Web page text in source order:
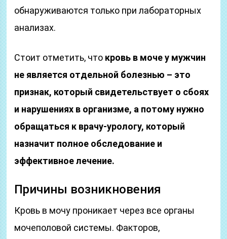
обнаруживаются только при лабораторных
анализах.
Стоит отметить, что кровь в моче у мужчин
не является отдельной болезнью – это
признак, который свидетельствует о сбоях
и нарушениях в организме, а потому нужно
обращаться к врачу-урологу, который
назначит полное обследование и
эффективное лечение.
Причины возникновения
Кровь в мочу проникает через все органы
мочеполовой системы. Факторов,